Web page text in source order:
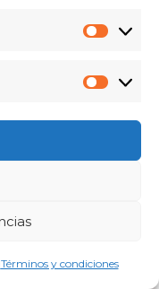
Términos y condiciones
Fury
4GB
Gandia
Estado y